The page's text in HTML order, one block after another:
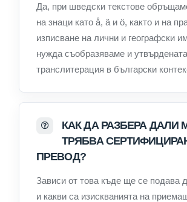
Да, при шведски текстове
на знаци като å, ä и ö, както и на
изписване на лични и географски
нужда съобразяваме и утвърдената
транслитерация в български
КАК ДА РАЗБЕРА ДАЛИ
ТРЯБВА
ПРЕВОД?
Зависи от това къде ще се подава
и какви са изискванията на